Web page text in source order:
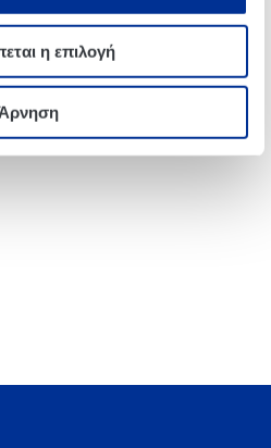
η επιλογή
Mestemacher Rye Bread
With High Protein Content